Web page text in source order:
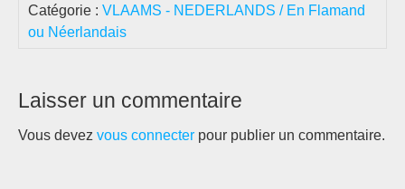
Catégorie : VLAAMS - NEDERLANDS / En Flamand
ou Néerlandais
Laisser un commentaire
Vous devez vous connecter pour publier un commentaire.